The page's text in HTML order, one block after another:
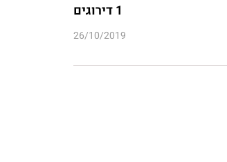
1 דירוגים
26/10/2019